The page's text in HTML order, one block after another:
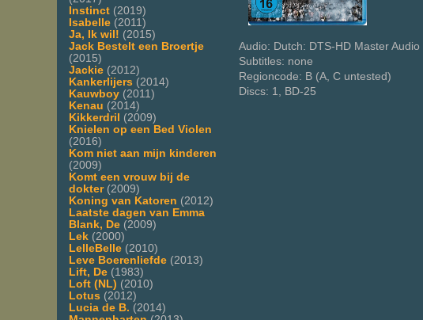
Instinct (2019)
Isabelle (2011)
Ja, Ik wil! (2015)
Jack Bestelt een Broertje
(2015)
Jackie (2012)
Kankerlijers (2014)
Kauwboy (2011)
Kenau (2014)
Kikkerdril
(2009)
Knielen op een Bed Violen
(2016)
Kom niet aan mijn kinderen
(2009)
Komt een vrouw bij de
dokter(2009)
Koning van Katoren (2012)
Laatste dagen van Emma
Blank, De (2009)
Lek (2000)
LelleBelle (2010)
Leve Boerenliefde (2013)
Lift, De (1983)
Loft (NL) (2010)
Lotus (2012)
Lucia de B. (2014)
Audio: Dutch: DTS-HD Master
Subtitles: none
Regioncode: B (A, C untested)
Discs: 1, BD-25